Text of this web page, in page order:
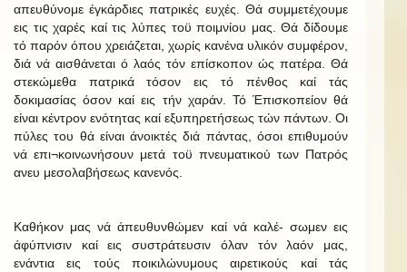
απευθύνομε έγκάρδιες πατρικές ευχές. Θά συμμετέχουμε
εις τις χαρές καί τις λύπες τοϋ ποιμνίου μας. Θά δίδουμε
τό παρόν όπου χρειάζεται, χωρίς κανένα υλικόν συμφέρον,
διά νά αισθάνεται ό λαός τόν επίσκοπον ώς πατέρα. Θά
στεκώμεθα πατρικά τόσον εις τό πένθος καί τάς
δοκιμασίας όσον καί εις τήν χαράν. Τό Έπισκοπείον θά
είναι κέντρον ενότητας καί εξυπηρετήσεως τών πάντων. Οι
πύλες του θά είναι άνοικτές διά πάντας, όσοι επιθυμούν
νά επι¬κοινωνήσουν μετά τοϋ πνευματικού των Πατρός
ανευ μεσολαβήσεως κανενός.
Καθήκον μας νά άπευθυνθώμεν καί νά καλέ- σωμεν εις
άφύπνισιν καί εις συστράτευσιν όλαν τόν λαόν μας,
ενάντια εις τούς ποικιλώνυμους αιρετικούς καί τάς